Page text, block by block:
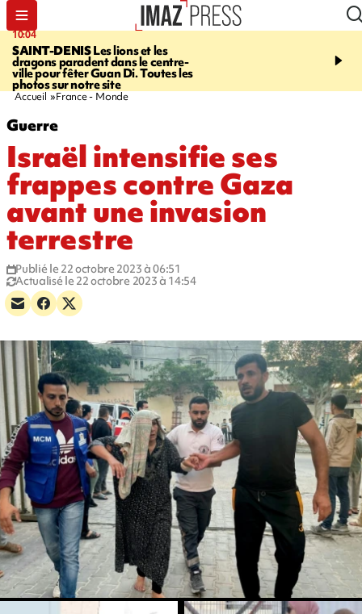
10:04
SAINT-DENISLes lions et les
dragons paradent dans le centre-
ville pour fêter Guan Di. Toutes les
photos sur notre site
11:43
sur l’ensemble de la
Accueil France - Monde
Guerre
Israël intensifie ses
frappes contre Gaza
avant une invasion
terrestre
Publié le 22 octobre 2023 à 06:51
Actualisé le 22 octobre 2023 à 14:54